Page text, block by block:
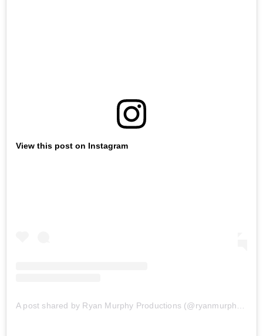
View this post on Instagram